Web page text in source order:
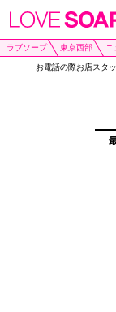
ラブソープ 東京西部 ニ
お電話の際お店スタ